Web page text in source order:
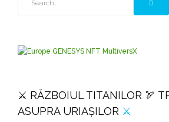
⚔️ RĂZBOIUL TITANILOR 🏹
ASUPRA URIAȘILOR ⚔️